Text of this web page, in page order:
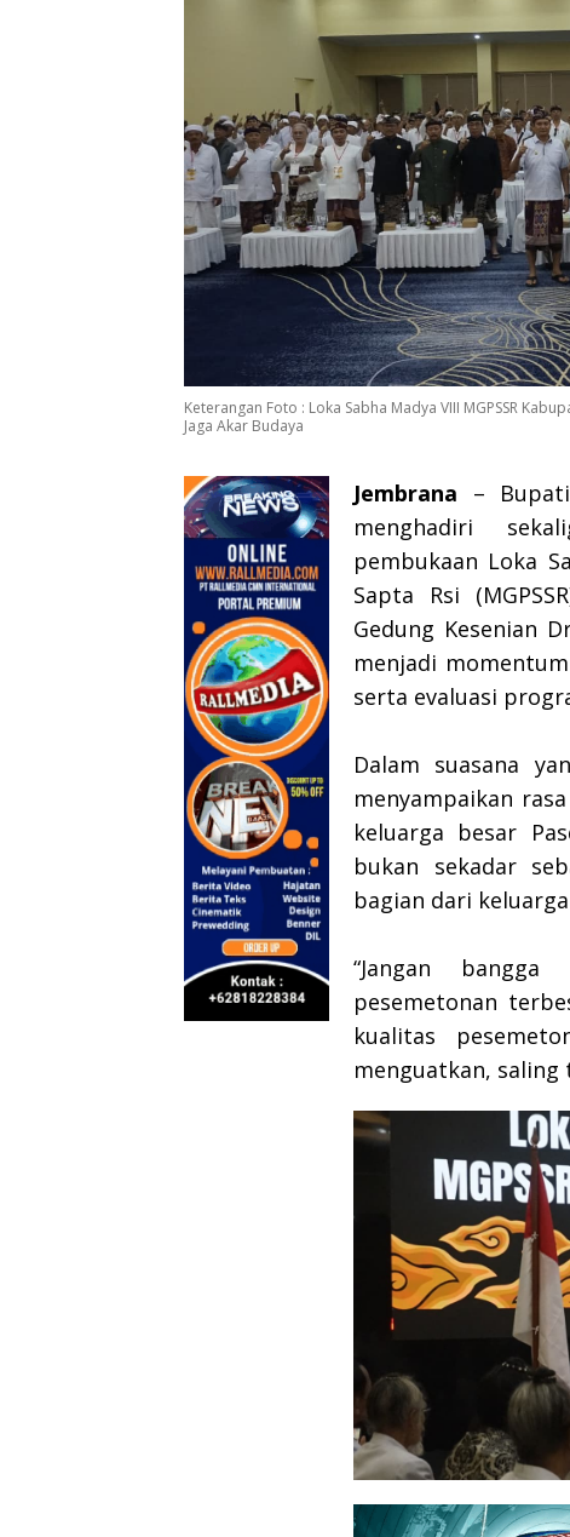
Keterangan Foto : Loka Sabha Madya VIII MGPSSR
Jaga Akar Budaya
Jembrana –
menghadiri
pembukaan Loka
Sapta Rsi
Gedung Kesenian
menjadi
serta evaluasi
Dalam suasana
menyampaikan
keluarga besar
bukan sekadar
bagian dari
“Jangan
pesemetonan
kualitas
menguatkan, saling